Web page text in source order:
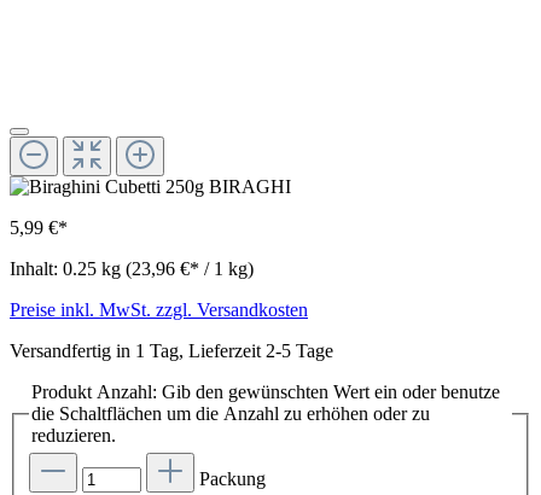
5,99 €*
Inhalt: 0.25 kg (23,96 €* / 1 kg)
Preise inkl. MwSt. zzgl. Versandkosten
Versandfertig in 1 Tag, Lieferzeit 2-5 Tage
Produkt Anzahl: Gib den gewünschten Wert ein oder benutze
die Schaltflächen um die Anzahl zu erhöhen oder zu
reduzieren.
Packung